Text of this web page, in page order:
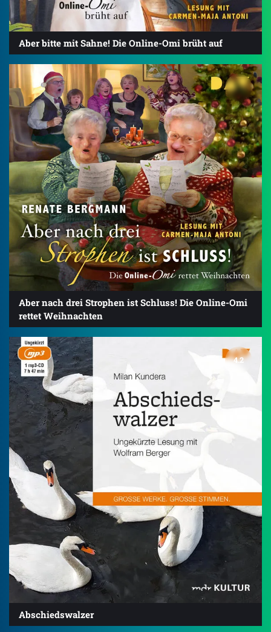
Aber bitte mit Sahne! Die Online-Omi brüht auf
Aber nach drei Strophen ist Schluss! Die Online-Omi
rettet Weihnachten
4.2
Abschiedswalzer